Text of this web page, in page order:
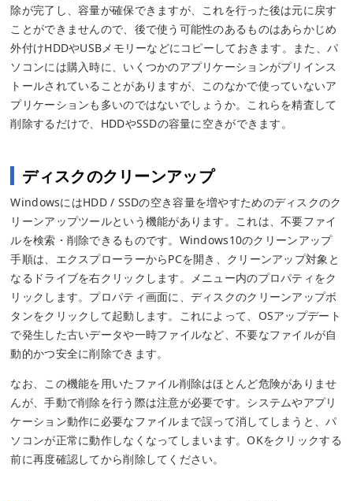
除が完了し、容量が確保できますが、これを行った後は元に戻す
ことができませんので、後で使う可能性のあるものはあらかじめ
外付けHDDやUSBメモリーなどにコピーしておきます。また、パ
ソコンには購入時に、いくつかのアプリケーションがプリインス
トールされていることがありますが、このなかで使っていないア
プリケーションも多いのではないでしょうか。これらを精査して
削除するだけで、HDDやSSDの容量に空きができます。
ディスクのクリーンアップ
WindowsにはHDD / SSDの空き容量を増やすためのディスクのク
リーンアップツールという機能があります。これは、不要ファイ
ルを検索・削除できるものです。Windows10のクリーンアップ
手順は、エクスプローラーからPCを開き、クリーンアップ対象と
なるドライブを右クリックします。メニュー内のプロパティをク
リックします。プロパティ画面に、ディスクのクリーンアップボ
タンをクリックして起動します。これによって、OSアップデート
で発生した古いデータや一時ファイルなど、不要なファイルが自
動的かつ安全に削除できます。
なお、この機能を用いたファイル削除はほとんど危険がありませ
んが、手動で削除を行う際は注意が必要です。システムやアプリ
ケーション動作に必要なファイルまで誤って消してしまうと、パ
ソコンが正常に動作しなくなってしまいます。OKをクリックする
前に再度確認してから削除してください。